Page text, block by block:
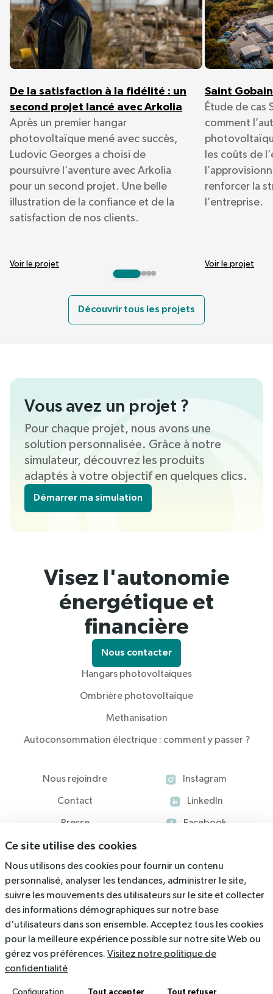
De la satisfaction à la fidélité : un
second projet lancé avec Arkolia
Après un premier hangar
photovoltaïque mené avec succès,
Ludovic Georges a choisi de
poursuivre l’aventure avec Arkolia
pour un second projet. Une belle
illustration de la confiance et de la
satisfaction de nos clients.
Voir le projet
Saint Gobain
Étude de cas
comment
les coûts de
renforcer la
l’entreprise.
Voir le projet
Découvrir tous les projets
Vous avez un projet ?
Pour chaque projet, nous avons une
solution personnalisée. Grâce à notre
simulateur, découvrez les produits
adaptés à votre objectif en quelques clics.
Démarrer ma simulation
Visez l'autonomie
énergétique et
financière
Nous contacter
Hangars photovoltaiques
Ombrière photovoltaïque
Methanisation
Autoconsommation électrique : comment y passer ?
Nous rejoindre
Contact
Presse
Blog
Ressources
Instagram
LinkedIn
Facebook
536 Rue du Rajol, 34130 Mauguio
contact@arkolia.com
04 67 40 47 03
Mentions légales
Ce site utilise des cookies
Nous utilisons des cookies pour fournir un contenu
personnalisé, analyser les tendances, administrer le site,
suivre les mouvements des utilisateurs sur le site et collecter
des informations démographiques sur notre base
d'utilisateurs dans son ensemble. Acceptez tous les cookies
pour la meilleure expérience possible sur notre site Web ou
gérez vos préférences. Visitez notre politique de
confidentialité
Configuration Tout accepter Tout refuser